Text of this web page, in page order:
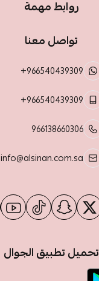
روابط مهمة
تواصل معنا
+966540439309
+966540439309
966138660306
info@alsinan.com.sa
تحميل تطبيق الجوال